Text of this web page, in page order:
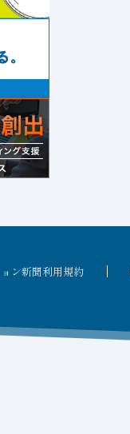
ン新聞利用規約